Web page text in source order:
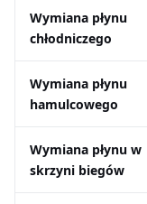
Wymiana płynu
chłodniczego
Wymiana płynu
hamulcowego
Wymiana płynu w
skrzyni biegów